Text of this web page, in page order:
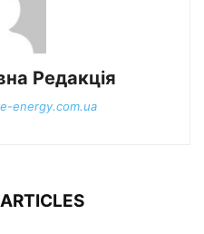
Редакція
energy.com.ua